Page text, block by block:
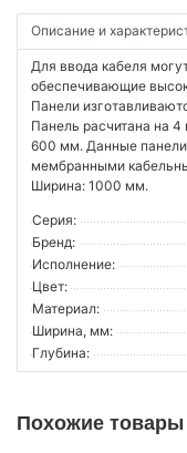
Описание и
Для ввода кабеля
обеспечивающие
Панели
Панель расчитана на
600 мм. Данные панели
мембранными
Ширина: 1000 мм.
Серия:
Бренд:
Исполнение:
Цвет:
Материал:
Ширина, мм:
Глубина:
Похожие товары